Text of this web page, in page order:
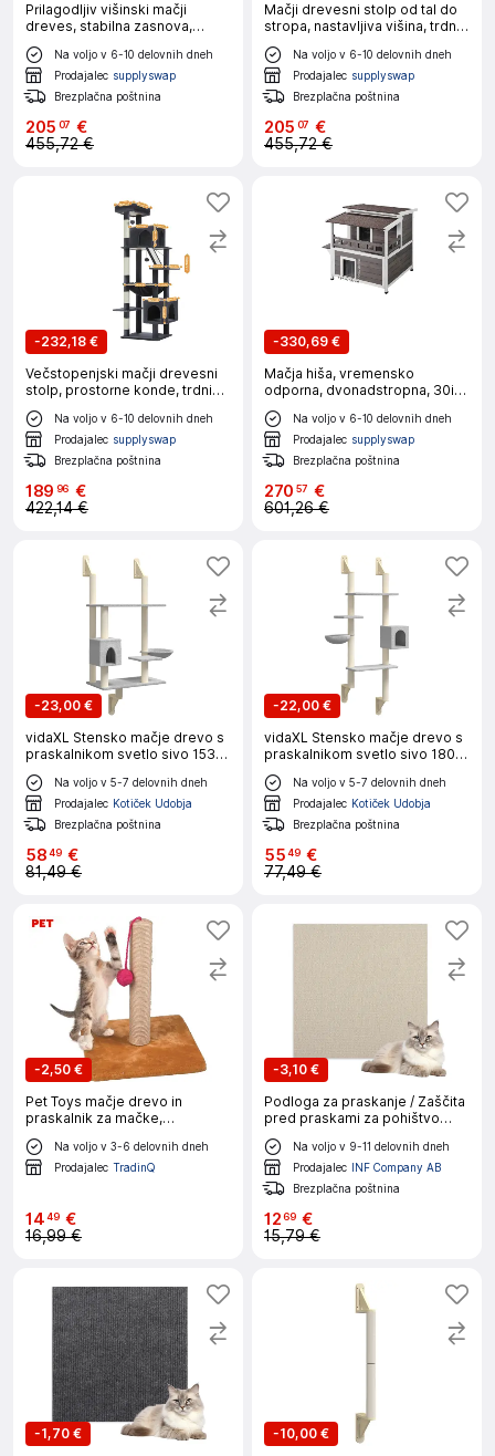
Prilagodljiv višinski mačji
dreves, stabilna zasnova,
večnivojske platforme,
AMT0119BN, XL
Na voljo v 6-10 delovnih dneh
Prodajalec supplyswap
Brezplačna poštnina
205 07 €
455,72 €
Mačji drevesni stolp od tal do
stropa, nastavljiva višina, trdna
zasnova, AMT0119BG-HW
Na voljo v 6-10 delovnih dneh
Prodajalec supplyswap
Brezplačna poštnina
205 07 €
455,72 €
-232,18 €
Večstopenjski mačji drevesni
stolp, prostorne konde, trdni
praskalniki, AMT0281DGY, XL
Na voljo v 6-10 delovnih dneh
Prodajalec supplyswap
Brezplačna poštnina
189 96 €
422,14 €
-330,69 €
Mačja hiša, vremensko
odporna, dvonadstropna, 30in
dvojna
Na voljo v 6-10 delovnih dneh
Prodajalec supplyswap
Brezplačna poštnina
270 57 €
601,26 €
-23,00 €
vidaXL Stensko mačje drevo s
praskalnikom svetlo sivo 153
cm
Na voljo v 5-7 delovnih dneh
Prodajalec Kotiček Udobja
Brezplačna poštnina
5849 €
81,49 €
-22,00 €
vidaXL Stensko mačje drevo s
praskalnikom svetlo sivo 180
cm
Na voljo v 5-7 delovnih dneh
Prodajalec Kotiček Udobja
Brezplačna poštnina
5549 €
77,49 €
-2,50 €
Pet Toys mačje drevo in
praskalnik za mačke,
35x30x30cm
Na voljo v 3-6 delovnih dneh
Prodajalec TradinQ
1449 €
16,99 €
-3,10 €
Podloga za praskanje / Zaščita
pred praskami za pohištvo
Khaki M
Na voljo v 9-11 delovnih dneh
Prodajalec INF Company AB
Brezplačna poštnina
1269 €
15,79 €
-1,70 €
-10,00 €